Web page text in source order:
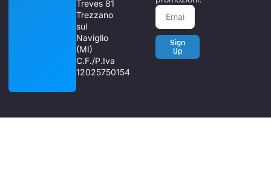
Treves 81
Trezzano
sul
Naviglio
(MI)
C.F./P.Iva
12025750154
Sign
Up